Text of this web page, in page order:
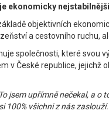
ekonomicky
objektivních
a cestovního ruchu,
společnosti, které svou
v České republice,
jsem upřímně nečekal,
všichni z nás